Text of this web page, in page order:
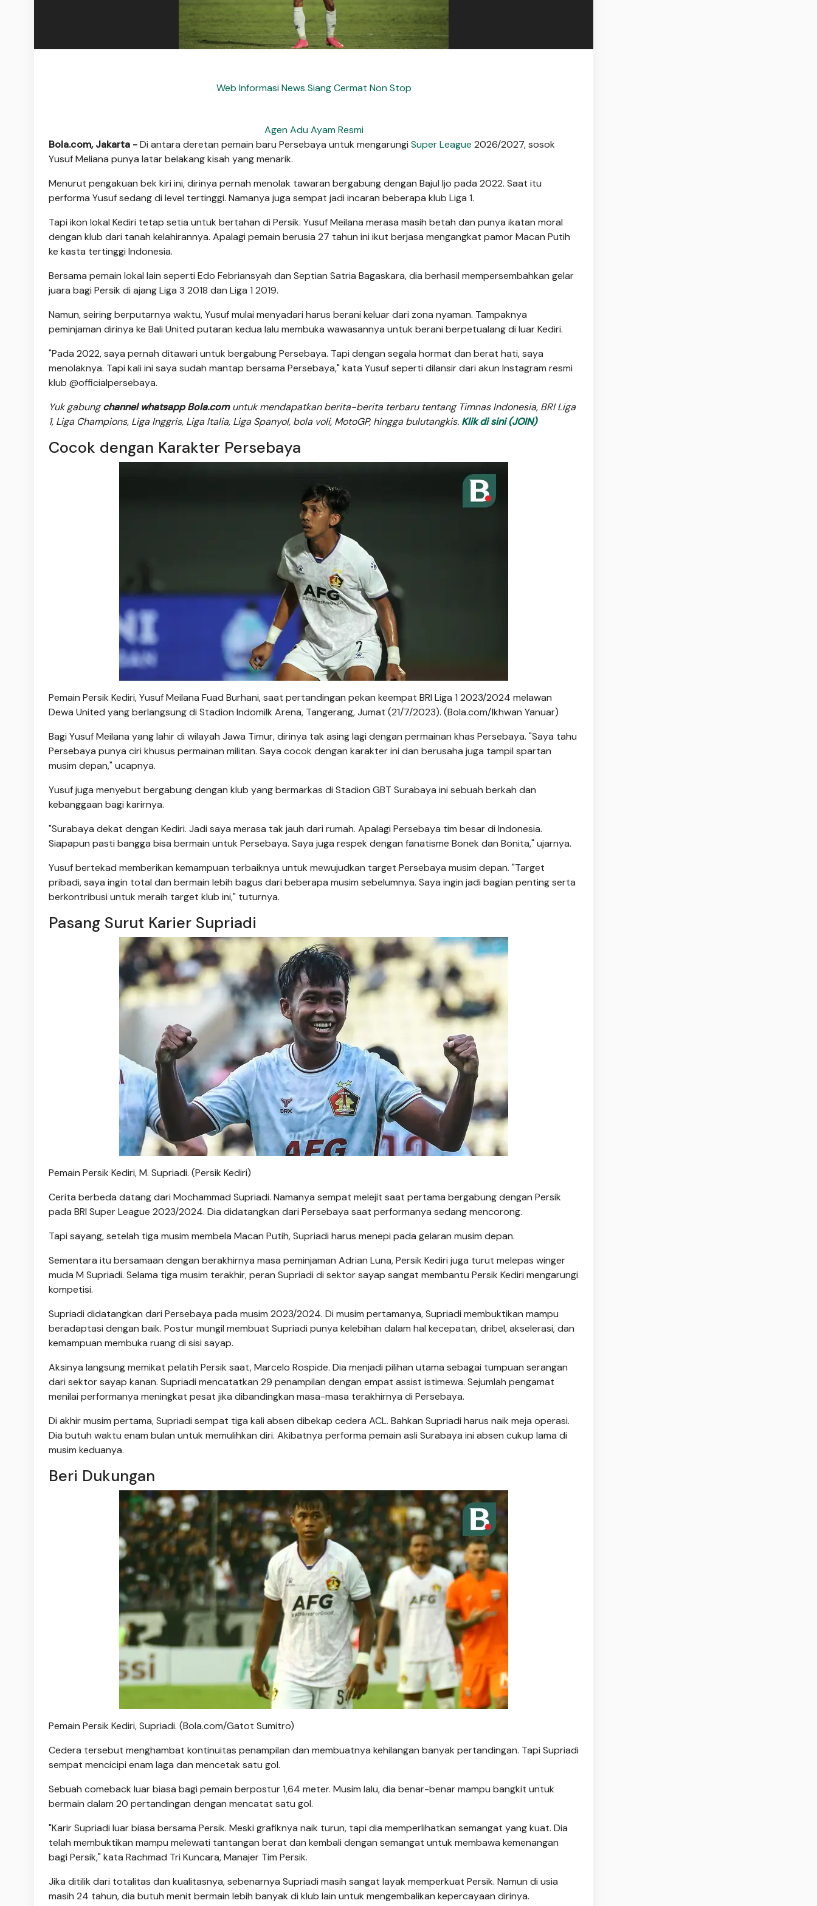
Web Informasi News Siang Cermat Non Stop
Agen Adu Ayam Resmi
Bola.com, Jakarta -Di antara deretan pemain baru Persebaya untuk mengarungi Super League 2026/2027, sosok
Yusuf Meliana punya latar belakang kisah yang menarik.
Menurut pengakuan bek kiri ini, dirinya pernah menolak tawaran bergabung dengan Bajul Ijo pada 2022. Saat itu
performa Yusuf sedang di level tertinggi. Namanya juga sempat jadi incaran beberapa klub Liga 1.
Tapi ikon lokal Kediri tetap setia untuk bertahan di Persik. Yusuf Meilana merasa masih betah dan punya ikatan moral
dengan klub dari tanah kelahirannya. Apalagi pemain berusia 27 tahun ini ikut berjasa mengangkat pamor Macan Putih
ke kasta tertinggi Indonesia.
Bersama pemain lokal lain seperti Edo Febriansyah dan Septian Satria Bagaskara, dia berhasil mempersembahkan gelar
juara bagi Persik di ajang Liga 3 2018 dan Liga 1 2019.
Namun, seiring berputarnya waktu, Yusuf mulai menyadari harus berani keluar dari zona nyaman. Tampaknya
peminjaman dirinya ke Bali United putaran kedua lalu membuka wawasannya untuk berani berpetualang di luar Kediri.
"Pada 2022, saya pernah ditawari untuk bergabung Persebaya. Tapi dengan segala hormat dan berat hati, saya
menolaknya. Tapi kali ini saya sudah mantap bersama Persebaya," kata Yusuf seperti dilansir dari akun Instagram resmi
klub @officialpersebaya.
Yuk gabungchannel whatsapp Bola.comuntuk mendapatkan berita-berita terbaru tentang Timnas Indonesia, BRI Liga
1, Liga Champions, Liga Inggris, Liga Italia, Liga Spanyol, bola voli, MotoGP, hingga bulutangkis. Klik di sini (JOIN)
Cocok dengan Karakter Persebaya
Pemain Persik Kediri, Yusuf Meilana Fuad Burhani, saat pertandingan pekan keempat BRI Liga 1 2023/2024 melawan
Dewa United yang berlangsung di Stadion Indomilk Arena, Tangerang, Jumat (21/7/2023). (Bola.com/Ikhwan Yanuar)
Bagi Yusuf Meilana yang lahir di wilayah Jawa Timur, dirinya tak asing lagi dengan permainan khas Persebaya. "Saya tahu
Persebaya punya ciri khusus permainan militan. Saya cocok dengan karakter ini dan berusaha juga tampil spartan
musim depan," ucapnya.
Yusuf juga menyebut bergabung dengan klub yang bermarkas di Stadion GBT Surabaya ini sebuah berkah dan
kebanggaan bagi karirnya.
"Surabaya dekat dengan Kediri. Jadi saya merasa tak jauh dari rumah. Apalagi Persebaya tim besar di Indonesia.
Siapapun pasti bangga bisa bermain untuk Persebaya. Saya juga respek dengan fanatisme Bonek dan Bonita," ujarnya.
Yusuf bertekad memberikan kemampuan terbaiknya untuk mewujudkan target Persebaya musim depan. "Target
pribadi, saya ingin total dan bermain lebih bagus dari beberapa musim sebelumnya. Saya ingin jadi bagian penting serta
berkontribusi untuk meraih target klub ini," tuturnya.
Pasang Surut Karier Supriadi
Pemain Persik Kediri, M. Supriadi. (Persik Kediri)
Cerita berbeda datang dari Mochammad Supriadi. Namanya sempat melejit saat pertama bergabung dengan Persik
pada BRI Super League 2023/2024. Dia didatangkan dari Persebaya saat performanya sedang mencorong.
Tapi sayang, setelah tiga musim membela Macan Putih, Supriadi harus menepi pada gelaran musim depan.
Sementara itu bersamaan dengan berakhirnya masa peminjaman Adrian Luna, Persik Kediri juga turut melepas winger
muda M Supriadi. Selama tiga musim terakhir, peran Supriadi di sektor sayap sangat membantu Persik Kediri mengarungi
kompetisi.
Supriadi didatangkan dari Persebaya pada musim 2023/2024. Di musim pertamanya, Supriadi membuktikan mampu
beradaptasi dengan baik. Postur mungil membuat Supriadi punya kelebihan dalam hal kecepatan, dribel, akselerasi, dan
kemampuan membuka ruang di sisi sayap.
Aksinya langsung memikat pelatih Persik saat, Marcelo Rospide. Dia menjadi pilihan utama sebagai tumpuan serangan
dari sektor sayap kanan. Supriadi mencatatkan 29 penampilan dengan empat assist istimewa. Sejumlah pengamat
menilai performanya meningkat pesat jika dibandingkan masa-masa terakhirnya di Persebaya.
Di akhir musim pertama, Supriadi sempat tiga kali absen dibekap cedera ACL. Bahkan Supriadi harus naik meja operasi.
Dia butuh waktu enam bulan untuk memulihkan diri. Akibatnya performa pemain asli Surabaya ini absen cukup lama di
musim keduanya.
Beri Dukungan
Pemain Persik Kediri, Supriadi. (Bola.com/Gatot Sumitro)
Cedera tersebut menghambat kontinuitas penampilan dan membuatnya kehilangan banyak pertandingan. Tapi Supriadi
sempat mencicipi enam laga dan mencetak satu gol.
Sebuah comeback luar biasa bagi pemain berpostur 1,64 meter. Musim lalu, dia benar-benar mampu bangkit untuk
bermain dalam 20 pertandingan dengan mencatat satu gol.
"Karir Supriadi luar biasa bersama Persik. Meski grafiknya naik turun, tapi dia memperlihatkan semangat yang kuat. Dia
telah membuktikan mampu melewati tantangan berat dan kembali dengan semangat untuk membawa kemenangan
bagi Persik," kata Rachmad Tri Kuncara, Manajer Tim Persik.
Jika ditilik dari totalitas dan kualitasnya, sebenarnya Supriadi masih sangat layak memperkuat Persik. Namun di usia
masih 24 tahun, dia butuh menit bermain lebih banyak di klub lain untuk mengembalikan kepercayaan dirinya.